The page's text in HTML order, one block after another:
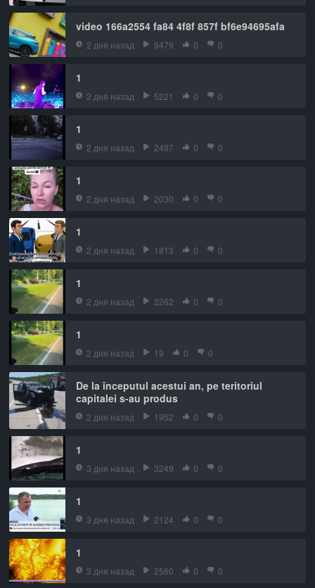
video 166a2554 fa84 4f8f 857f bf6e94695afa
2 дня назад 9479 0 0
1
2 дня назад 5221 0 0
1
2 дня назад 2497 0 0
1
2 дня назад 2030 0 0
1
2 дня назад 1813 0 0
1
2 дня назад 2262 0 0
1
2 дня назад 19 0 0
De la începutul acestui an, pe teritoriul
capitalei s-au produs
2 дня назад 1952 0 0
1
3 дня назад 3249 0 0
1
3 дня назад 2124 0 0
1
3 дня назад 2560 0 0